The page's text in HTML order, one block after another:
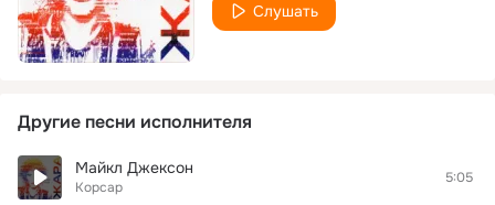
Слушать
Другие песни исполнителя
Майкл Джексон
Корсар
5:05